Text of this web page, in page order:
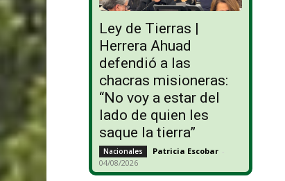
Ley de Tierras |
Herrera Ahuad
defendió a las
chacras misioneras:
“No voy a estar del
lado de quien les
saque la tierra”
Nacionales Patricia Escobar -
04/08/2026